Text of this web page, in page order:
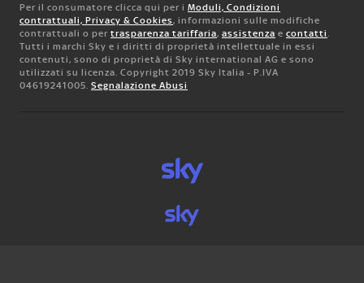
Per il consumatore clicca qui per i Moduli, Condizioni
contrattuali, Privacy & Cookies, informazioni sulle modifiche
contrattuali o per trasparenza tariffaria, assistenza e contatti.
Tutti i marchi Sky e i diritti di proprietà intellettuale in essi
contenuti, sono di proprietà di Sky international AG e sono
utilizzati su licenza. Copyright 2019 Sky Italia - P.IVA
04619241005. Segnalazione Abusi